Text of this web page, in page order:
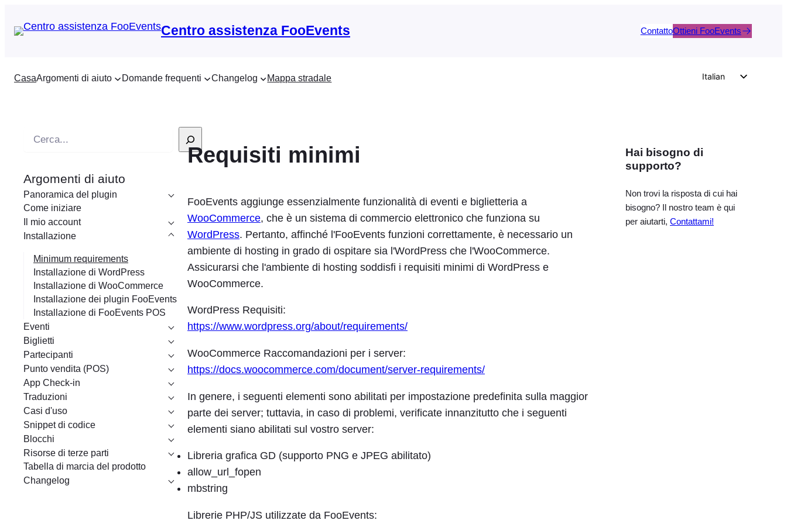
Centro assistenza FooEvents ContattoOttieni FooEvents
CasaArgomenti di aiuto Domande frequenti Changelog Mappa stradale
Italian
Spanish
French
Polish
e
r
c
a
Argomenti di aiuto
Panoramica del plugin
Come iniziare
Il mio account
Installazione
Minimum requirements
Installazione di WordPress
Installazione di WooCommerce
Installazione dei plugin FooEvents
Installazione di FooEvents POS
Eventi
Biglietti
Partecipanti
Punto vendita (POS)
App Check-in
Traduzioni
Casi d'uso
Snippet di codice
Blocchi
Risorse di terze parti
Tabella di marcia del prodotto
Changelog
Requisiti minimi
FooEvents aggiunge essenzialmente funzionalità di eventi e biglietteria a
WooCommerce, che è un sistema di commercio elettronico che funziona su
WordPress. Pertanto, affinché l'FooEvents funzioni correttamente, è necessario un
ambiente di hosting in grado di ospitare sia l'WordPress che l'WooCommerce.
Assicurarsi che l'ambiente di hosting soddisfi i requisiti minimi di WordPress e
WooCommerce.
WordPress Requisiti:
https://www.wordpress.org/about/requirements/
WooCommerce Raccomandazioni per i server:
https://docs.woocommerce.com/document/server-requirements/
In genere, i seguenti elementi sono abilitati per impostazione predefinita sulla maggior
parte dei server; tuttavia, in caso di problemi, verificate innanzitutto che i seguenti
elementi siano abilitati sul vostro server:
Libreria grafica GD (supporto PNG e JPEG abilitato)
allow_url_fopen
mbstring
Librerie PHP/JS utilizzate da FooEvents:
Hai bisogno di
supporto?
Non trovi la risposta di cui hai
bisogno? Il nostro team è qui
per aiutarti, Contattami!